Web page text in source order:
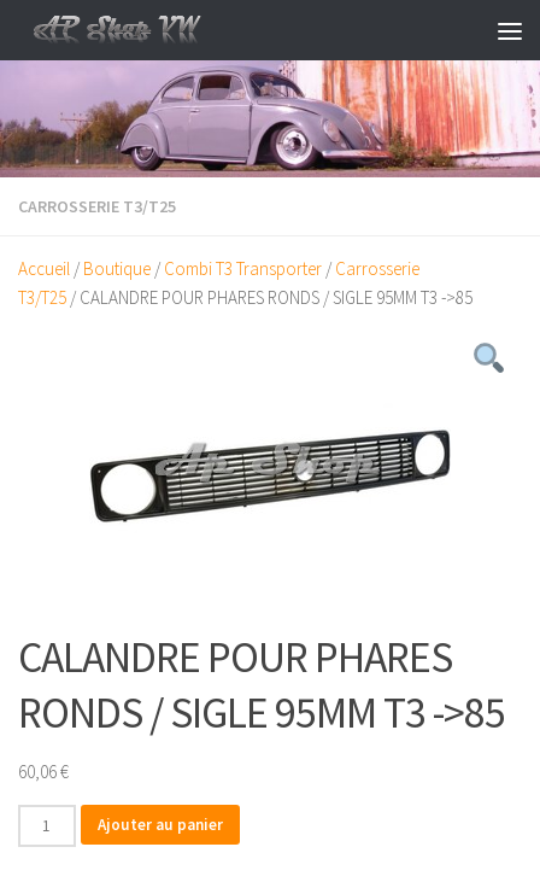
Skip to content
CARROSSERIE T3/T25
Accueil / Boutique / Combi T3 Transporter / Carrosserie
T3/T25 / CALANDRE POUR PHARES RONDS / SIGLE 95MM T3 ->85
CALANDRE POUR PHARES
RONDS / SIGLE 95MM T3 ->85
60,06€
quantité
de
Ajouter au panier